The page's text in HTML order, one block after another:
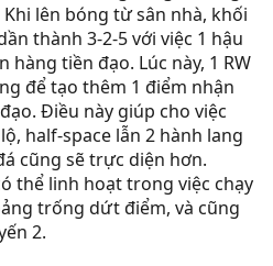
lên bóng từ sân nhà, khối
thành 3-2-5 với việc 1 hậu
hàng tiền đạo. Lúc này, 1 RW
để tạo thêm 1 điểm nhận
Điều này giúp cho việc
half-space lẫn 2 hành lang
cũng sẽ trực diện hơn.
thể linh hoạt trong việc chạy
trống dứt điểm, và cũng
2.